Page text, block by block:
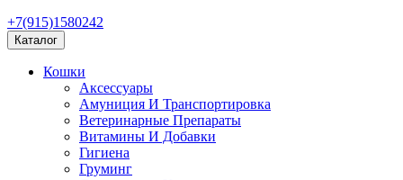
+7(915)1580242
Каталог
Кошки
Аксессуары
Амуниция И Транспортировка
Ветеринарные Препараты
Витамины И Добавки
Гигиена
Груминг